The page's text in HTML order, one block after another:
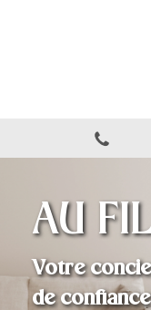
AU
Votre
de